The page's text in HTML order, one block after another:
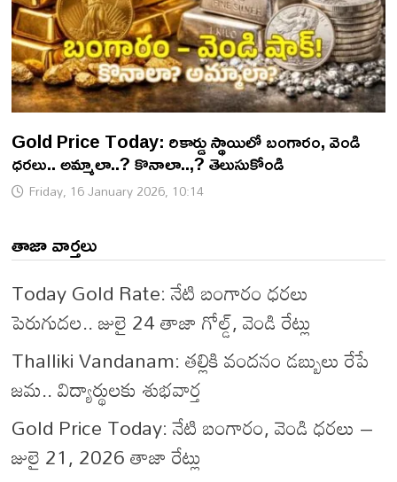
Gold Price Today: రికార్డు స్థాయిలో బంగారం, వెండి
ధరలు.. అమ్మాలా..? కొనాలా..,? తెలుసుకోండి
Friday, 16 January 2026, 10:14
తాజా వార్తలు
Today Gold Rate: నేటి బంగారం ధరలు
పెరుగుదల.. జులై 24 తాజా గోల్డ్, వెండి రేట్లు
Thalliki Vandanam: తల్లికి వందనం డబ్బులు రేపే
జమ.. విద్యార్థులకు శుభవార్త
Gold Price Today: నేటి బంగారం, వెండి ధరలు –
జులై 21, 2026 తాజా రేట్లు